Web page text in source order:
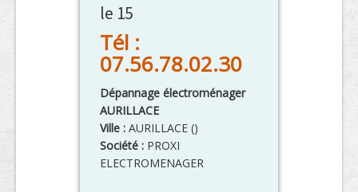
le 15
Tél :
07.56.78.02.30
Dépannage électroménager
AURILLACE
Ville : AURILLACE ()
Société : PROXI
ELECTROMENAGER